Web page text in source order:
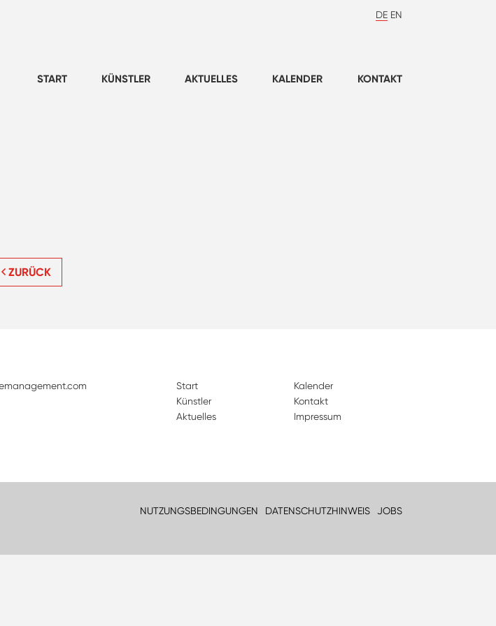
DE EN
START KÜNSTLER AKTUELLES KALENDER KONTAKT
ZURÜCK
Start
Künstler
Aktuelles
Kalender
Kontakt
Impressum
NUTZUNGSBEDINGUNGEN DATENSCHUTZHINWEIS JOBS